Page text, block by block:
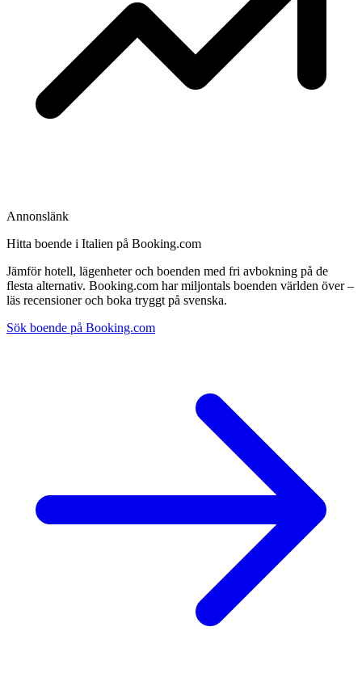
Annonslänk
Hitta boende i Italien på Booking.com
Jämför hotell, lägenheter och boenden med fri avbokning på de
flesta alternativ. Booking.com har miljontals boenden världen över –
läs recensioner och boka tryggt på svenska.
Sök boende på Booking.com